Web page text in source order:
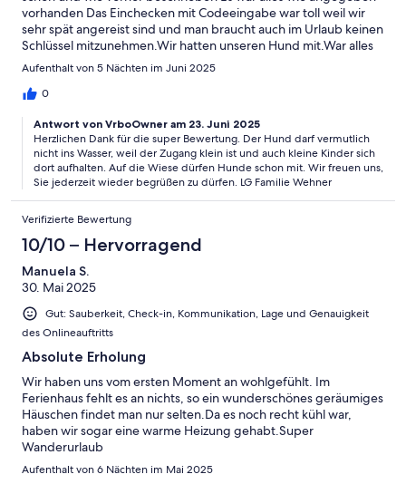
vorhanden Das Einchecken mit Codeeingabe war toll weil wir
sehr spät angereist sind und man braucht auch im Urlaub keinen
Schlüssel mitzunehmen.Wir hatten unseren Hund mit.War alles
soweit okay nur an die Badestelle dort durfte er leider nicht
schöner Aufenthalt.Wir würden jederzeit wieder kommen.
Aufenthalt von 5 Nächten im Juni 2025
0
Antwort von VrboOwner am 23. Juni 2025
Herzlichen Dank für die super Bewertung. Der Hund darf vermutlich
nicht ins Wasser, weil der Zugang klein ist und auch kleine Kinder sich
dort aufhalten. Auf die Wiese dürfen Hunde schon mit. Wir freuen uns,
Sie jederzeit wieder begrüßen zu dürfen. LG Familie Wehner
Verifizierte Bewertung
10/10 – Hervorragend
Manuela S.
30. Mai 2025
Gut: Sauberkeit, Check-in, Kommunikation, Lage und Genauigkeit
des Onlineauftritts
Absolute Erholung
Wir haben uns vom ersten Moment an wohlgefühlt. Im
Ferienhaus fehlt es an nichts, so ein wunderschönes geräumiges
Häuschen findet man nur selten.Da es noch recht kühl war,
haben wir sogar eine warme Heizung gehabt.Super
Wanderurlaub
Aufenthalt von 6 Nächten im Mai 2025